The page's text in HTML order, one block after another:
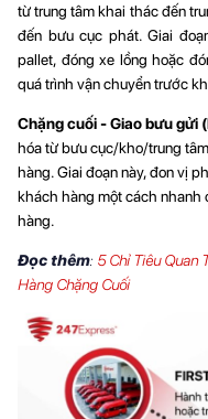
từ trung tâm khai thác đến
đến bưu cục phát. Giai
pallet, đóng xe lồng hoặc
quá trình vận chuyển trước
Chặng cuối - Giao bưu gửi
hóa từ bưu cục/kho/trung
hàng. Giai đoạn này, đon vị
khách hàng một cách nhanh
hàng.
Đọc thêm: 5 Chỉ Tiêu Quan
Hàng Chặng Cuối